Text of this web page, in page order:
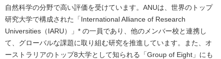
自然科学の分野で高い評価を受けています。ANUは、世界のトップ
研究大学で構成された「International Alliance of Research
Universities（IARU）」* の一員であり、他のメンバー校と連携し
て、グローバルな課題に取り組む研究を推進しています。また、オ
ーストラリアのトップ8大学として知られる「Group of Eight」にも